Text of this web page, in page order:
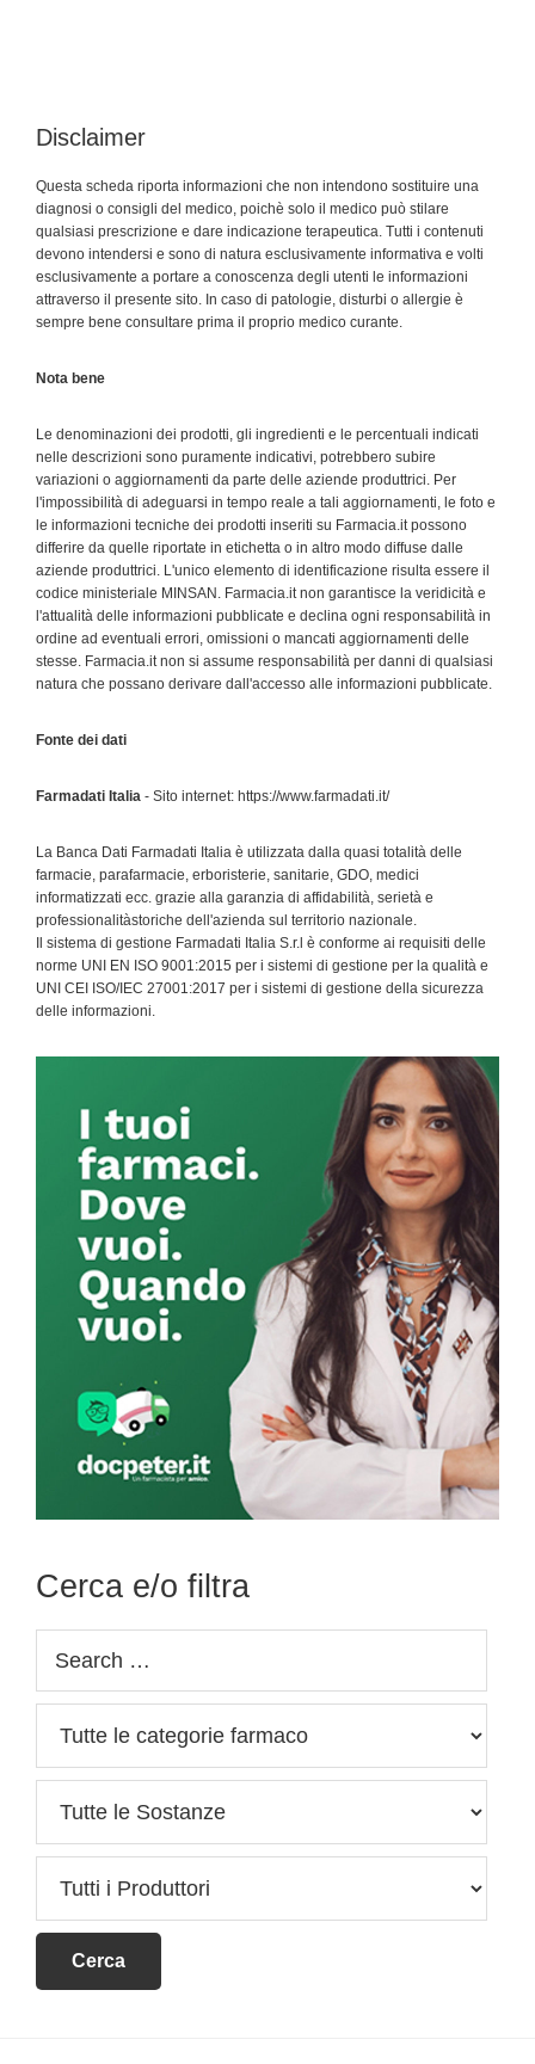
Disclaimer
Questa scheda riporta informazioni che non intendono sostituire una
diagnosi o consigli del medico, poichè solo il medico può stilare
qualsiasi prescrizione e dare indicazione terapeutica. Tutti i contenuti
devono intendersi e sono di natura esclusivamente informativa e volti
esclusivamente a portare a conoscenza degli utenti le informazioni
attraverso il presente sito. In caso di patologie, disturbi o allergie è
sempre bene consultare prima il proprio medico curante.
Nota bene
Le denominazioni dei prodotti, gli ingredienti e le percentuali indicati
nelle descrizioni sono puramente indicativi, potrebbero subire
variazioni o aggiornamenti da parte delle aziende produttrici. Per
l'impossibilità di adeguarsi in tempo reale a tali aggiornamenti, le foto e
le informazioni tecniche dei prodotti inseriti su Farmacia.it possono
differire da quelle riportate in etichetta o in altro modo diffuse dalle
aziende produttrici. L'unico elemento di identificazione risulta essere il
codice ministeriale MINSAN. Farmacia.it non garantisce la veridicità e
l'attualità delle informazioni pubblicate e declina ogni responsabilità in
ordine ad eventuali errori, omissioni o mancati aggiornamenti delle
stesse. Farmacia.it non si assume responsabilità per danni di qualsiasi
natura che possano derivare dall'accesso alle informazioni pubblicate.
Fonte dei dati
Farmadati Italia - Sito internet: https://www.farmadati.it/
La Banca Dati Farmadati Italia è utilizzata dalla quasi totalità delle
farmacie, parafarmacie, erboristerie, sanitarie, GDO, medici
informatizzati ecc. grazie alla garanzia di affidabilità, serietà e
professionalitàstoriche dell'azienda sul territorio nazionale.
Il sistema di gestione Farmadati Italia S.r.l è conforme ai requisiti delle
norme UNI EN ISO 9001:2015 per i sistemi di gestione per la qualità e
UNI CEI ISO/IEC 27001:2017 per i sistemi di gestione della sicurezza
delle informazioni.
Sidebar
Cerca e/o filtra